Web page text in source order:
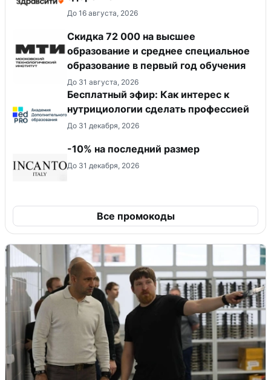
До 16 августа, 2026
Скидка 72 000 на высшее
образование и среднее специальное
образование в первый год обучения
До 31 августа, 2026
Бесплатный эфир: Как интерес к
нутрициологии сделать профессией
До 31 декабря, 2026
-10% на последний размер
До 31 декабря, 2026
Все промокоды